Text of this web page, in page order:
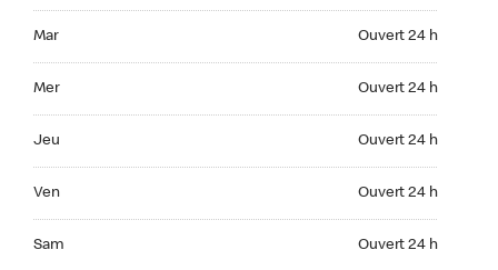
Mar Ouvert 24 h
Mer Ouvert 24 h
Jeu Ouvert 24 h
Ven Ouvert 24 h
Sam Ouvert 24 h